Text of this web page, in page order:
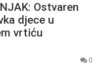
Ostvaren
djece u
vrtiću
0